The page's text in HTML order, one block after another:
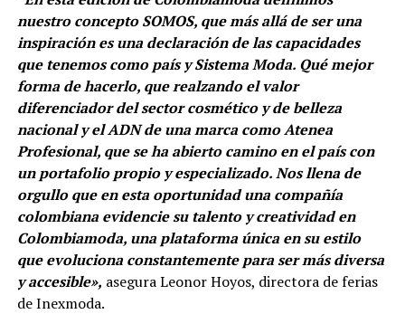
nuestro concepto SOMOS, que más allá de ser una
inspiración es una declaración de las capacidades
que tenemos como país y Sistema Moda. Qué mejor
forma de hacerlo, que realzando el valor
diferenciador del sector cosmético y de belleza
nacional y el ADN de una marca como Atenea
Profesional, que se ha abierto camino en el país con
un portafolio propio y especializado. Nos llena de
orgullo que en esta oportunidad una compañía
colombiana evidencie su talento y creatividad en
Colombiamoda, una plataforma única en su estilo
que evoluciona constantemente para ser más diversa
y accesible», asegura Leonor Hoyos, directora de ferias
de Inexmoda.